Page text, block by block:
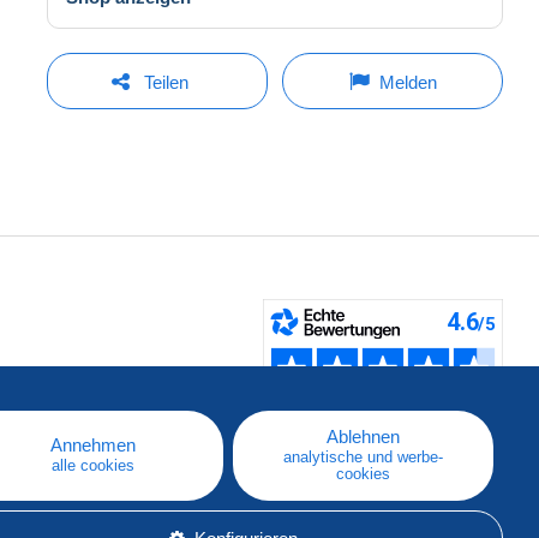
Teilen Melden
Annehmen
alle cookies
Ablehnen
analytische und werbe-
cookies